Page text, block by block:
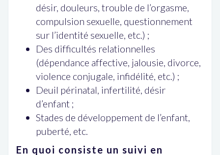
désir, douleurs, trouble de l’orgasme,
compulsion sexuelle, questionnement
sur l’identité sexuelle, etc.) ;
Des difficultés relationnelles
(dépendance affective, jalousie, divorce,
violence conjugale, infidélité, etc.) ;
Deuil périnatal, infertilité, désir
d’enfant ;
Stades de développement de l’enfant,
puberté, etc.
En quoi consiste un suivi en